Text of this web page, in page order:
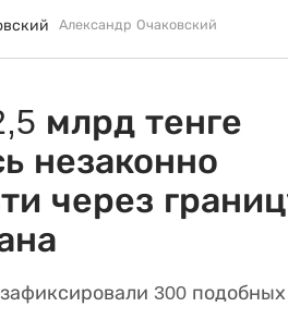
Александр Очаковский
млрд тенге
незаконно
через
300 подобных